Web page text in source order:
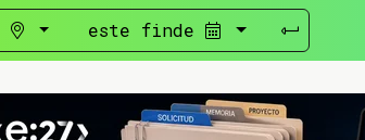
este finde